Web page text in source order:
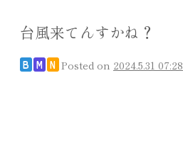
台風来てんすかね？
B M N Posted on 2024.5.31 07:28